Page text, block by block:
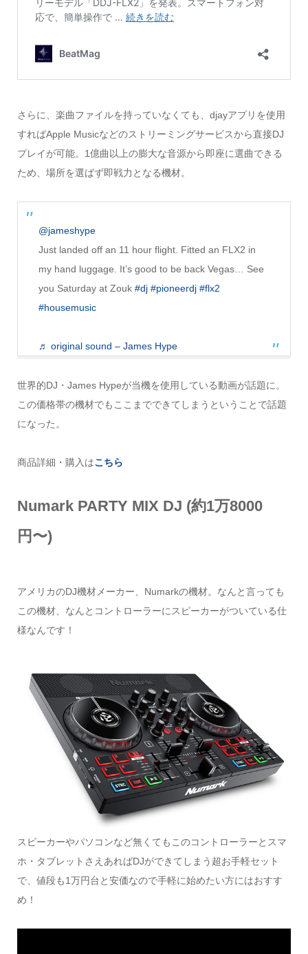
さらに、楽曲ファイルを持っていなくても、djayアプリを使用
すればApple Musicなどのストリーミングサービスから直接DJ
プレイが可能。1億曲以上の膨大な音源から即座に選曲できる
ため、場所を選ばず即戦力となる機材。
@jameshype
Just landed off an 11 hour flight. Fitted an FLX2 in
my hand luggage. It’s good to be back Vegas… See
you Saturday at Zouk #dj #pioneerdj #flx2
#housemusic
♬ original sound – James Hype
世界的DJ・James Hypeが当機を使用している動画が話題に。
この価格帯の機材でもここまでできてしまうということで話題
になった。
商品詳細・購入はこちら
Numark PARTY MIX DJ (約1万8000
円〜)
アメリカのDJ機材メーカー、Numarkの機材。なんと言っても
この機材、なんとコントローラーにスピーカーがついている仕
様なんです！
スピーカーやパソコンなど無くてもこのコントローラーとスマ
ホ・タブレットさえあればDJができてしまう超お手軽セット
で、値段も1万円台と安価なので手軽に始めたい方にはおすす
め！